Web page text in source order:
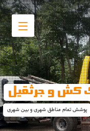
کش و جرثقیل
پوشش تمام مناطق شهری و بین شهری